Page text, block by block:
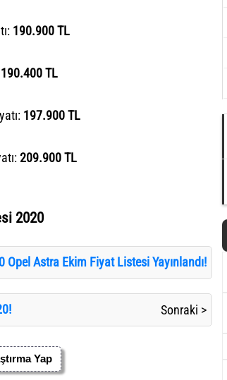
190.900 TL
190.400 TL
197.900 TL
209.900 TL
2020
Opel Astra Ekim Fiyat Listesi Yayınlandı!
Sonraki >
Yap